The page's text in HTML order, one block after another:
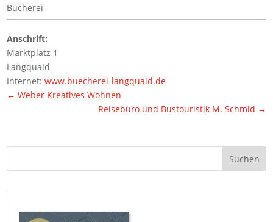
Bücherei
Anschrift:
Marktplatz 1
Langquaid
Internet:www.buecherei-langquaid.de
← Weber Kreatives Wohnen
Reisebüro und Bustouristik M. Schmid →